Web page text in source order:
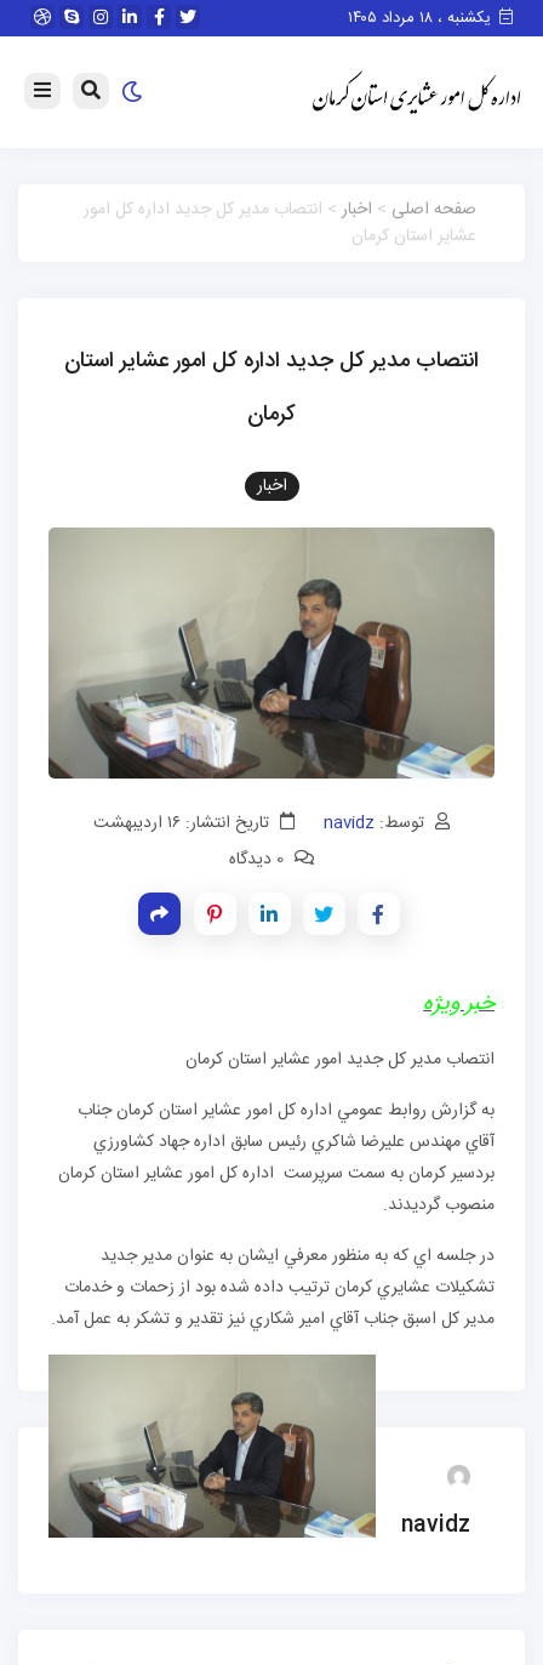
یکشنبه ، ۱۸ مرداد ۱۴۰۵
صفحه اصلی > اخبار> انتصاب مدير كل جديد اداره كل امور
عشاير استان كرمان
انتصاب مدير كل جديد اداره كل امور عشاير استان
كرمان
اخبار
توسط: navidz
تاریخ انتشار: ۱۶ اردیبهشت
خبر ويژه
انتصاب مدير كل جديد امور عشاير استان كرمان
به گزارش روابط عمومي اداره كل امور عشاير استان كرمان جناب
آقاي مهندس عليرضا شاكري رئيس سابق اداره جهاد كشاورزي
بردسير كرمان به سمت سرپرست اداره كل امور عشاير استان كرمان
منصوب گرديدند.
در جلسه اي كه به منظور معرفي ايشان به عنوان مدير جديد
تشكيلات عشايري كرمان ترتيب داده شده بود از زحمات و خدمات
مدير كل اسبق جناب آقاي امير شكاري نيز تقدير و تشكر به عمل آمد.
navidz